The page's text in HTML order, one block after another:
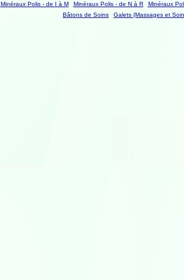
Minéraux Polis - de I à M Minéraux Polis - de N à R
Minéraux
Bâtons de Soins
Galets (Massages et